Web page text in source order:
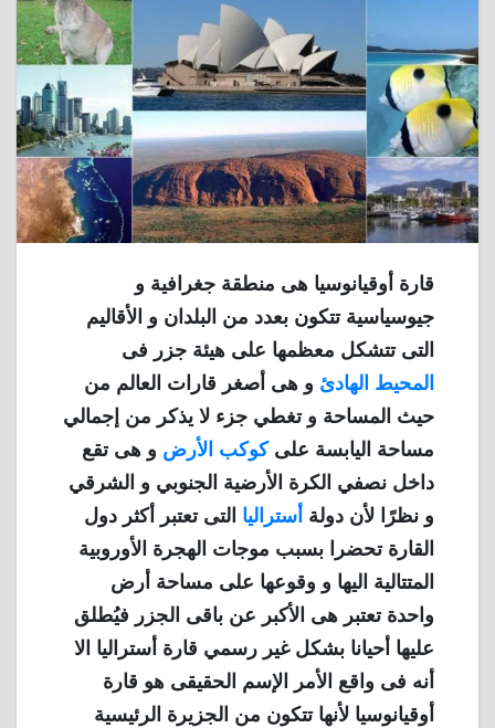
قارة أوقيانوسيا هى منطقة جغرافية و
جيوسياسية تتكون بعدد من البلدان و الأقاليم
التى تتشكل معظمها على هيئة جزر فى
المحيط الهادئ و هى أصغر قارات العالم من
حيث المساحة و تغطي جزء لا يذكر من إجمالي
مساحة اليابسة علىكوكب الأرض و هى تقع
داخل نصفي الكرة الأرضية الجنوبي و الشرقي
و نظرًا لأن دولة أستراليا التى تعتبر أكثر دول
القارة تحضرا بسبب موجات الهجرة الأوروبية
المتتالية اليها و وقوعها على مساحة أرض
واحدة تعتبر هى الأكبر عن باقى الجزر فيُطلق
عليها أحيانا بشكل غير رسمي قارة أستراليا الا
أنه فى واقع الأمر الإسم الحقيقى هو قارة
أوقيانوسيا لأنها تتكون من الجزيرة الرئيسية